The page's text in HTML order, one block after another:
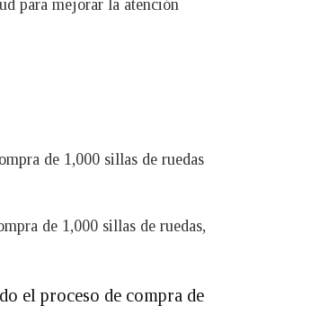
para mejorar la atención
de 1,000 sillas de ruedas
de 1,000 sillas de ruedas,
el proceso de compra de